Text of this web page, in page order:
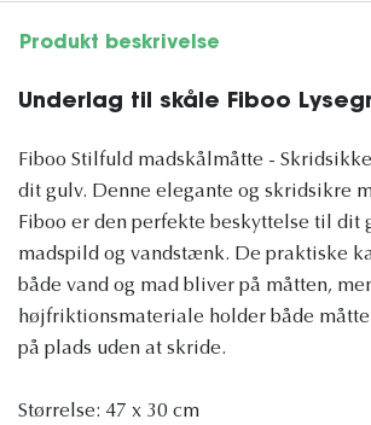
Produkt beskrivelse
Underlag til skåle Fiboo
Fiboo Stilfuld madskålmåtte -
dit gulv. Denne elegante og skridsikre
Fiboo er den perfekte beskyttelse til dit
madspild og vandstænk. De praktiske
både vand og mad bliver på måtten,
højfriktionsmateriale holder både
på plads uden at skride.
Størrelse: 47 x 30 cm